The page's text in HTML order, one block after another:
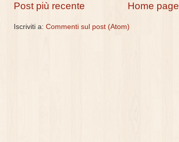
Post più recente Home page
Iscriviti a: Commenti sul post (Atom)